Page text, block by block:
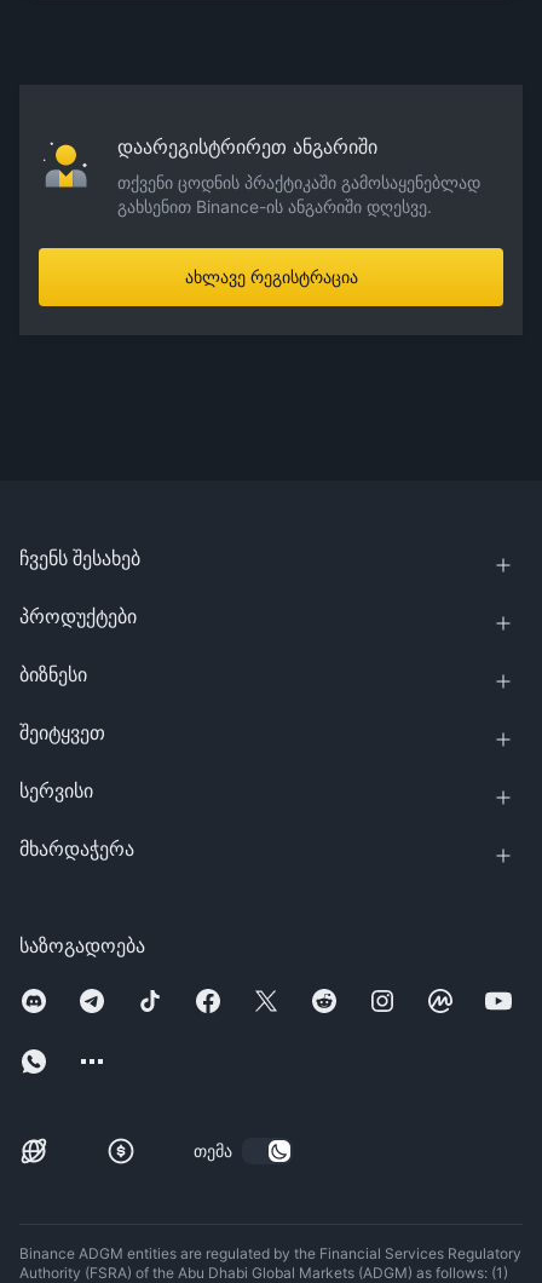
დაარეგისტრირეთ ანგარიში
თქვენი ცოდნის პრაქტიკაში გამოსაყენებლად
გახსენით Binance-ის ანგარიში დღესვე.
ახლავე რეგისტრაცია
საზოგადოება
თემა
ჩვენს შესახებ
პროდუქტები
ბიზნესი
შეიტყვეთ
სერვისი
მხარდაჭერა
Binance ADGM entities are regulated by the Financial Services Regulatory
Authority (FSRA) of the Abu Dhabi Global Markets (ADGM) as follows: (1)